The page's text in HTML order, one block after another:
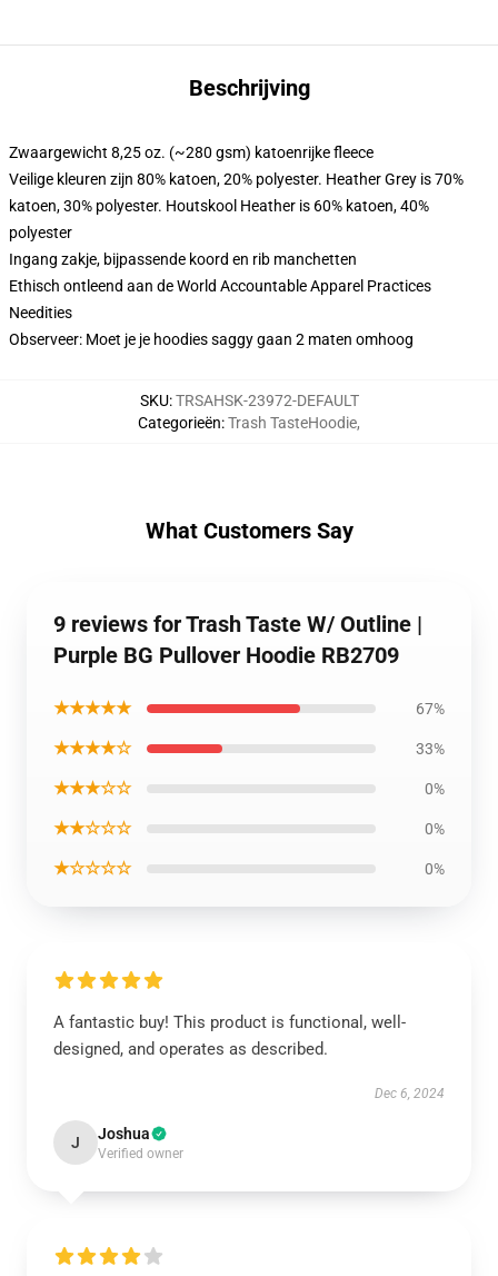
Beschrijving
Zwaargewicht 8,25 oz. (~280 gsm) katoenrijke fleece
Veilige kleuren zijn 80% katoen, 20% polyester. Heather Grey is 70%
katoen, 30% polyester. Houtskool Heather is 60% katoen, 40%
polyester
Ingang zakje, bijpassende koord en rib manchetten
Ethisch ontleend aan de World Accountable Apparel Practices
Needities
Observeer: Moet je je hoodies saggy gaan 2 maten omhoog
SKU:TRSAHSK-23972-DEFAULT
Categorieën:Trash TasteHoodie,
What Customers Say
9 reviews for Trash Taste W/ Outline |
Purple BG Pullover Hoodie RB2709
★★★★★ 67%
★★★★☆ 33%
★★★☆☆ 0%
★★☆☆☆ 0%
★☆☆☆☆ 0%
A fantastic buy! This product is functional, well-
designed, and operates as described.
Dec 6, 2024
J Joshua
Verified owner